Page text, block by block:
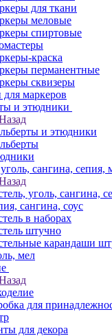
для ткани
меловые
спиртовые
краска
перманентные
сквизеры
для маркеров
и этюдники
и этюдники
сангина, сепия,
уголь, сангина,
сангина, соус
в наборах
штучно
карандаши
мел
для
для декора